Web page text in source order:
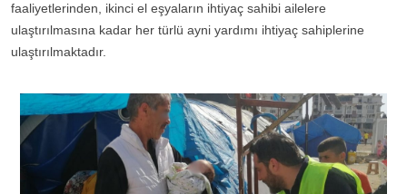
faaliyetlerinden, ikinci el eşyaların ihtiyaç sahibi ailelere
ulaştırılmasına kadar her türlü ayni yardımı ihtiyaç sahiplerine
ulaştırılmaktadır.